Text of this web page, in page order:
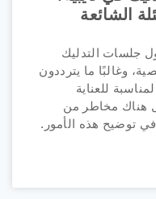
الشائعة
جلسات التدليك
وغالبًا ما يترددون
للعناية
هناك مخاطر من
توضيح هذه الأمور.